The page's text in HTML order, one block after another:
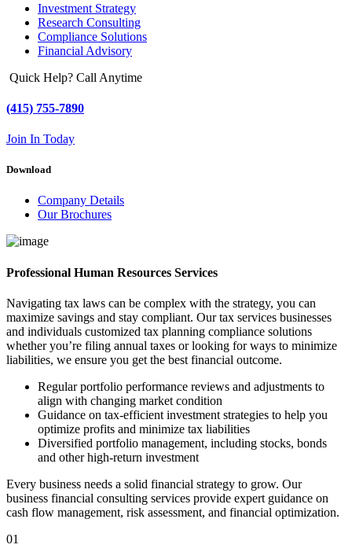
Investment Strategy
Research Consulting
Compliance Solutions
Financial Advisory
Quick Help? Call Anytime
(415) 755-7890
Join In Today
Download
Company Details
Our Brochures
Professional Human Resources Services
Navigating tax laws can be complex with the strategy, you can
maximize savings and stay compliant. Our tax services businesses
and individuals customized tax planning compliance solutions
whether you’re filing annual taxes or looking for ways to minimize
liabilities, we ensure you get the best financial outcome.
Regular portfolio performance reviews and adjustments to
align with changing market condition
Guidance on tax-efficient investment strategies to help you
optimize profits and minimize tax liabilities
Diversified portfolio management, including stocks, bonds
and other high-return investment
Every business needs a solid financial strategy to grow. Our
business financial consulting services provide expert guidance on
cash flow management, risk assessment, and financial optimization.
01